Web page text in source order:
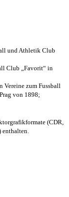
und Athletik Club
Club „Favorit“ in
Vereine zum Fussball
von 1898;
(CDR,